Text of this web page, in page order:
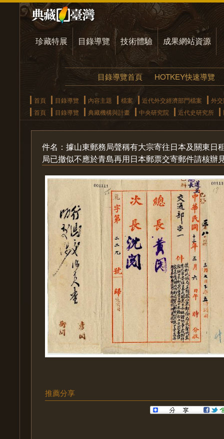
珍藏特展 目錄導覽 技術體驗 成果網站資源
目錄導覽首頁 HOTKEY快速導覽
首頁 目錄導覽 內容主題 檔案 近代外交經濟部門檔案
外
首頁
目錄導覽 典藏機構與計畫 中央研究院 近代史研究所
件名：據山東郵務局聲稱有大宗寄往日本及關東
局已撤似不應於青島再用日本郵票交寄郵件請核辦
推薦分享